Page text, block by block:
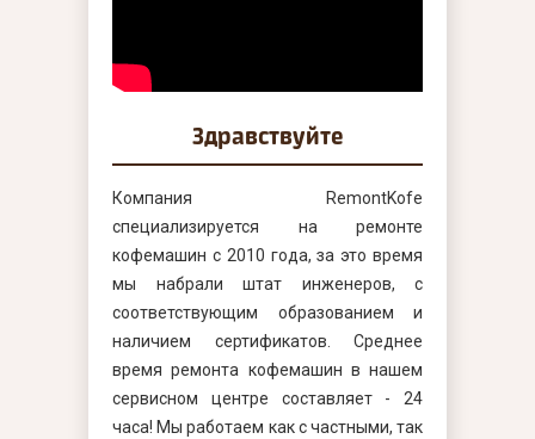
Здравствуйте
Компания RemontKofe
специализируется на ремонте
кофемашин с 2010 года, за это время
мы набрали штат инженеров, с
соответствующим образованием и
наличием сертификатов. Среднее
время ремонта кофемашин в нашем
сервисном центре составляет - 24
часа! Мы работаем как с частными, так